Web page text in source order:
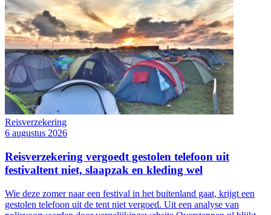
Reisverzekering
6 augustus 2026
Reisverzekering vergoedt gestolen telefoon uit
festivaltent niet, slaapzak en kleding wel
Wie deze zomer naar een festival in het buitenland gaat, krijgt een
gestolen telefoon uit de tent niet vergoed. Uit een analyse van